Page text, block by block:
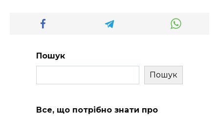
Пошук
Пошук
Все, що потрібно знати про